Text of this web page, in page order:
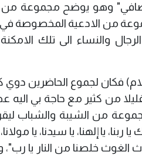
وهو يوضح مجموعة من
من الادعية المخصوصة
الى تلك الامكنة
فكان لجموع الحاضرين دوي
من كثير مع حاجة بي
من الشيبة والشباب
إلهنا، يا سيدنا، يا مولانا، يا
الغوث خلصنا من النار يا